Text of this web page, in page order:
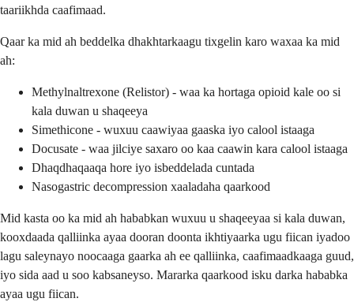
taariikhda caafimaad.
Qaar ka mid ah beddelka dhakhtarkaagu tixgelin karo waxaa ka mid
ah:
Methylnaltrexone (Relistor) - waa ka hortaga opioid kale oo si
kala duwan u shaqeeya
Simethicone - wuxuu caawiyaa gaaska iyo calool istaaga
Docusate - waa jilciye saxaro oo kaa caawin kara calool istaaga
Dhaqdhaqaaqa hore iyo isbeddelada cuntada
Nasogastric decompression xaaladaha qaarkood
Mid kasta oo ka mid ah hababkan wuxuu u shaqeeyaa si kala duwan,
kooxdaada qalliinka ayaa dooran doonta ikhtiyaarka ugu fiican iyadoo
lagu saleynayo noocaaga gaarka ah ee qalliinka, caafimaadkaaga guud,
iyo sida aad u soo kabsaneyso. Mararka qaarkood isku darka hababka
ayaa ugu fiican.